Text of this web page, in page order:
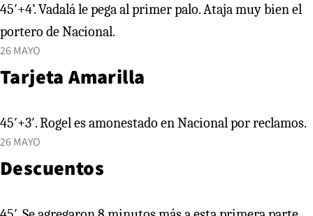
45′+4’. Vadalá le pega al primer palo. Ataja muy bien el
portero de Nacional.
26 MAYO
Tarjeta Amarilla
45′+3′. Rogel es amonestado en Nacional por reclamos.
26 MAYO
Descuentos